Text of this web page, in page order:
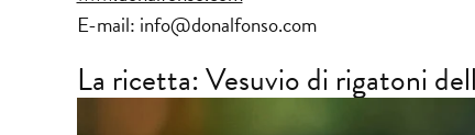
E-mail: info@donalfonso.com
La ricetta: Vesuvio di rigatoni